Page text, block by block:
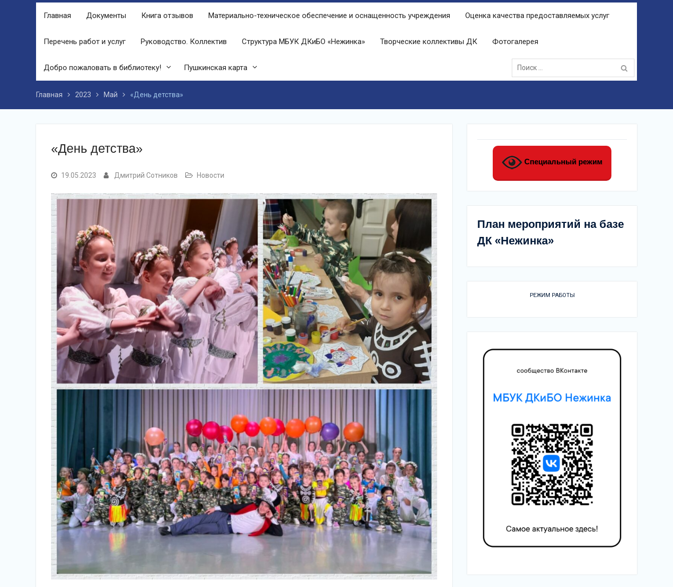
концертной программой творческих
красочной школьной ярмаркой. В
финале праздника, была разыграна
принял участие, получили ценные
призы от спонсоров в виде упаковок
подсолнечного масла и муки.
Главная Документы Книга отзывов Материально-техническое обеспечение и оснащенность учреждения Оценка качества предоставляемых услуг
Перечень работ и услуг Руководство. Коллектив Структура МБУК ДКиБО «Нежинка» Творческие коллективы ДК Фотогалерея
Добро пожаловать в библиотеку! Пушкинская карта
Поиск:
Главная 2023 Май «День детства»
«День детства»
19.05.2023 Дмитрий Сотников Новости
Специальный режим
План мероприятий на базе
ДК «Нежинка»
РЕЖИМ РАБОТЫ